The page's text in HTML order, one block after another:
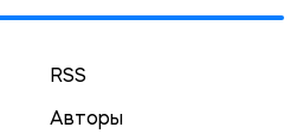
RSS
Авторы